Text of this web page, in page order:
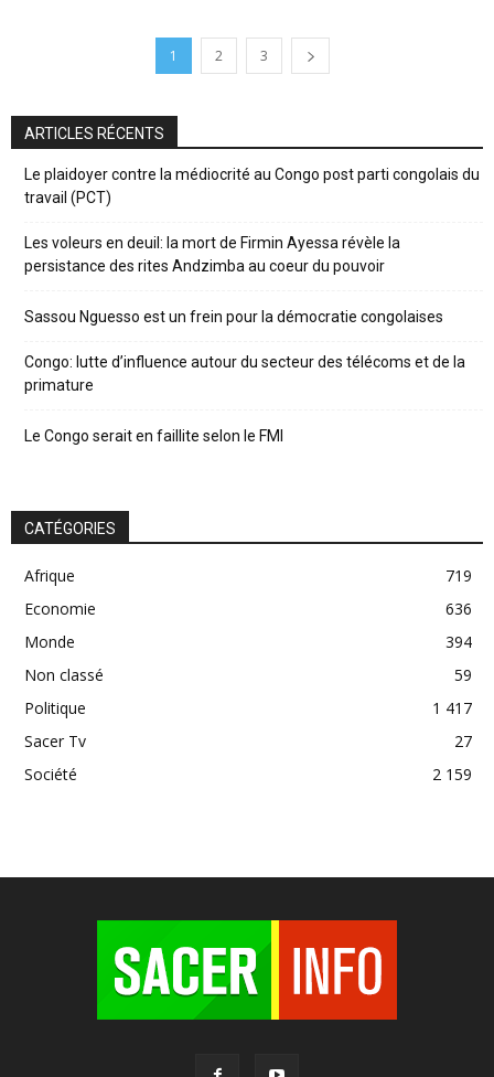
1 2 3
ARTICLES RÉCENTS
Le plaidoyer contre la médiocrité au Congo post parti congolais du
travail (PCT)
Les voleurs en deuil: la mort de Firmin Ayessa révèle la
persistance des rites Andzimba au coeur du pouvoir
Sassou Nguesso est un frein pour la démocratie congolaises
Congo: lutte d’influence autour du secteur des télécoms et de la
primature
Le Congo serait en faillite selon le FMI
CATÉGORIES
Afrique
719
Economie
636
Monde
394
Non classé
59
Politique
1 417
Sacer Tv
27
Société
2 159